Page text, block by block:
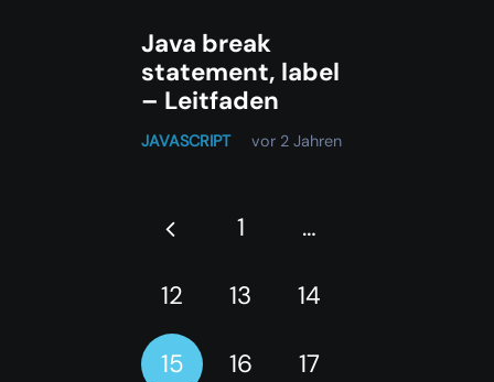
Java break
statement, label
– Leitfaden
JAVASCRIPT vor 2 Jahren
1 …
12 13 14
15 16 17